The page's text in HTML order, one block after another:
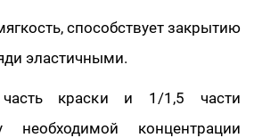
способствует закрытию
эластичными.
краски и 1/1,5 части
необходимой концентрации